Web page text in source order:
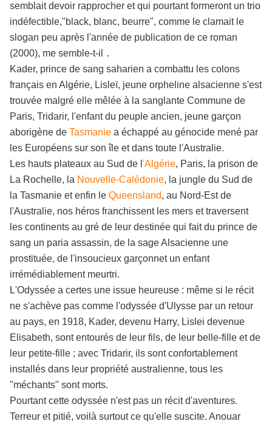
semblait devoir rapprocher et qui pourtant formeront un trio
indéfectible,"black, blanc, beurre", comme le clamait le
slogan peu après l'année de publication de ce roman
(2000), me semble-t-il
.
Kader, prince de sang saharien a combattu les colons
français en Algérie, Lisleï, jeune orpheline alsacienne s'est
trouvée malgré elle mêlée à la sanglante Commune de
Paris, Tridarir, l'enfant du peuple ancien, jeune garçon
aborigène de Tasmanie a échappé au génocide mené par
les Européens sur son île et dans toute l'Australie.
Les hauts plateaux au Sud de l 'Algérie, Paris, la prison de
La Rochelle, la Nouvelle-Calédonie, la jungle du Sud de
la Tasmanie et enfin le Queensland, au Nord-Est de
l'Australie, nos héros franchissent les mers et traversent
les continents au gré de leur destinée qui fait du prince de
sang un paria assassin, de la sage Alsacienne une
prostituée, de l'insoucieux garçonnet un enfant
irrémédiablement meurtri.
L'Odyssée a certes une issue heureuse : même si le récit
ne s'achève pas comme l'odyssée d'Ulysse par un retour
au pays, en 1918, Kader, devenu Harry, Lislei devenue
Elisabeth, sont entourés de leur fils, de leur belle-fille et de
leur petite-fille ; avec Tridarir, ils sont confortablement
installés dans leur propriété australienne, tous les
"méchants" sont morts.
Pourtant cette odyssée n'est pas un récit d'aventures.
Terreur et pitié, voilà surtout ce qu'elle suscite. Anouar